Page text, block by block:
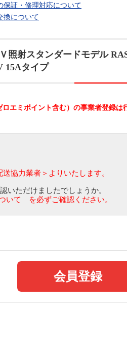
保証・修理対応について
換について
照射スタンダードモデル
15Aタイプ
エミポイント含む）の事業者登録は
協力業者＞よりいたします。
いただけましたでしょうか。
いて を必ずご確認ください。
会員登録